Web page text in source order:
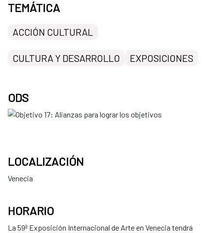
TEMÁTICA
ACCIÓN CULTURAL
CULTURA Y DESARROLLO EXPOSICIONES
ODS
LOCALIZACIÓN
Venecia
HORARIO
La 59ª Exposición Internacional de Arte en Venecia tendrá